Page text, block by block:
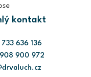
kontakt
636 136
900 972